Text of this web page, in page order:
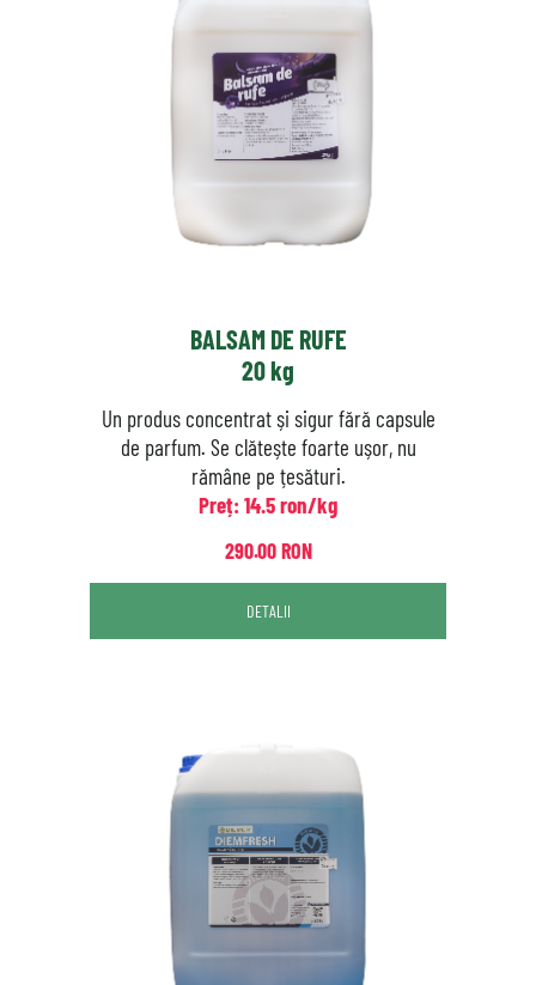
BALSAM DE RUFE
20 kg
Un produs concentrat și sigur fără capsule
de parfum. Se clătește foarte ușor, nu
rămâne pe țesături.
Preț: 14.5 ron/kg
290.00 RON
DETALII